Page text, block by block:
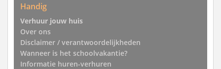
Handig
Verhuur jouw huis
Over ons
Disclaimer / verantwoordelijkheden
Wanneer is het schoolvakantie?
Informatie huren-verhuren